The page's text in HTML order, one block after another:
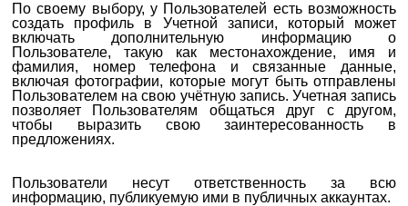
По своему выбору, у Пользователей есть возможность
создать профиль в Учетной записи, который может
включать дополнительную информацию о
Пользователе, такую ​​как местонахождение, имя и
фамилия, номер телефона и связанные данные,
включая фотографии, которые могут быть отправлены
Пользователем на свою учётную запись. Учетная запись
позволяет Пользователям общаться друг с другом,
чтобы выразить свою заинтересованность в
предложениях.
Пользователи несут ответственность за всю
информацию, публикуемую ими в публичных аккаунтах.